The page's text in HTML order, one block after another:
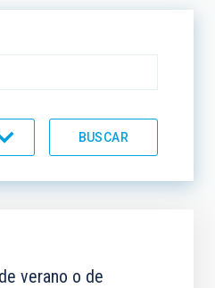
verano o de